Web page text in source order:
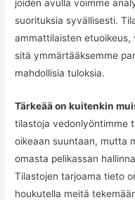
joiden avulla voimme
suorituksia syvällisesti.
ammattilaisten etuoikeus,
sitä ymmärtääksemme
mahdollisia tuloksia.
Tärkeää on kuitenkin
tilastoja vedonlyöntimme
oikeaan suuntaan, mutta
omasta pelikassan
Tilastojen tarjoama tieto
houkutella meitä